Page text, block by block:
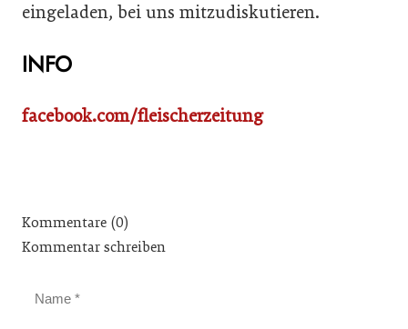
eingeladen, bei uns mitzudiskutieren.
INFO
facebook.com/fleischerzeitung
Kommentare (0)
Kommentar schreiben